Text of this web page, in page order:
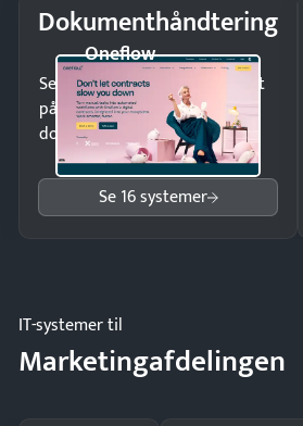
Dokumenthåndtering
Oneflow
Send kontrakter til underskrift
på minutter og mist ingen
dokumenter.
Se 16 systemer
IT-systemer til
Marketingafdelingen